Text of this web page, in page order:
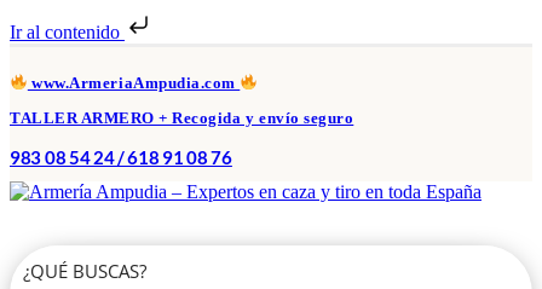
Ir al contenido
www.ArmeriaAmpudia.com
TALLER ARMERO + Recogida y envío seguro
983 08 54 24 / 618 91 08 76